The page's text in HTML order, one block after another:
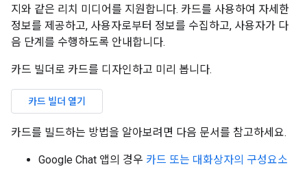
지와 같은 리치 미디어를 지원합니다. 카드를 사용하여 자세한
정보를 제공하고, 사용자로부터 정보를 수집하고, 사용자가 다
음 단계를 수행하도록 안내합니다.
카드 빌더로 카드를 디자인하고 미리 봅니다.
카드 빌더 열기
카드를 빌드하는 방법을 알아보려면 다음 문서를 참고하세요.
Google Chat 앱의 경우 카드 또는 대화상자의 구성요소